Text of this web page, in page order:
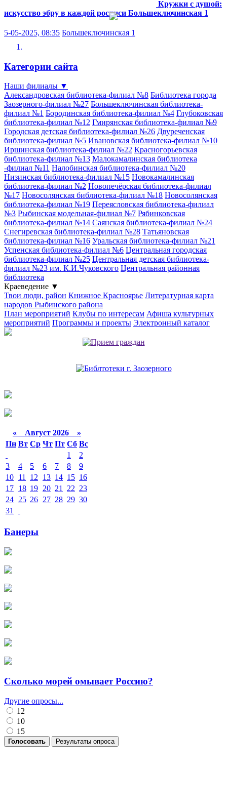
Кружки с душой:
искусство эбру в каждой росписи Большеключинская 1
5-05-2025, 08:35 Большеключинская 1
Категории сайта
Наши филиалы ▼
Александровская библиотека-филиал №8 Библиотека города
Заозерного-филиал №27 Большеключинская библиотека-
филиал №1 Бородинская библиотека-филиал №4 Глубоковская
библиотека-филиал №12 Гмирянская библиотека-филиал №9
Городская детская библиотека-филиал №26 Двуреченская
библиотека-филиал №5 Ивановская библиотека-филиал №10
Иршинская библиотека-филиал №22 Красногорьевская
библиотека-филиал №13 Малокамалинская библиотека
-филиал №11 Налобинская библиотека-филиал №20
Низинская библиотека-филиал №15 Новокамалинская
библиотека-филиал №2 Новопечёрская библиотека-филиал
№17 Новосолянская библиотека-филиал №18 Новосолянская
библиотека-филиал №19 Переясловская библиотека-филиал
№3 Рыбинская модельная-филиал №7 Рябинковская
библиотека-филиал №14 Саянская библиотека-филиал №24
Снегиревская библиотека-филиал №28 Татьяновская
библиотека-филиал №16 Уральская библиотека-филиал №21
Успенская библиотека-филиал №6 Центральная городская
библиотека-филиал №25 Центральная детская библиотека-
филиал №23 им. К.И.Чуковского Центральная районная
библиотека
Краеведение ▼
Твои люди, район Книжное Красноярье Литературная карта
народов Рыбинского района
План мероприятий Клубы по интересам Афиша культурных
мероприятий Программы и проекты Электронный каталог
« Август 2026 »
Пн Вт Ср Чт Пт Сб Вс
1
2
3
4 5 6 7 8
9
10 11 12 13 14 15 16
17 18 19 20 21 22 23
24 25 26 27 28 29 30
31
Банеры
Сколько морей омывает Россию?
Другие опросы...
12
10
15
Голосовать Результаты опроса